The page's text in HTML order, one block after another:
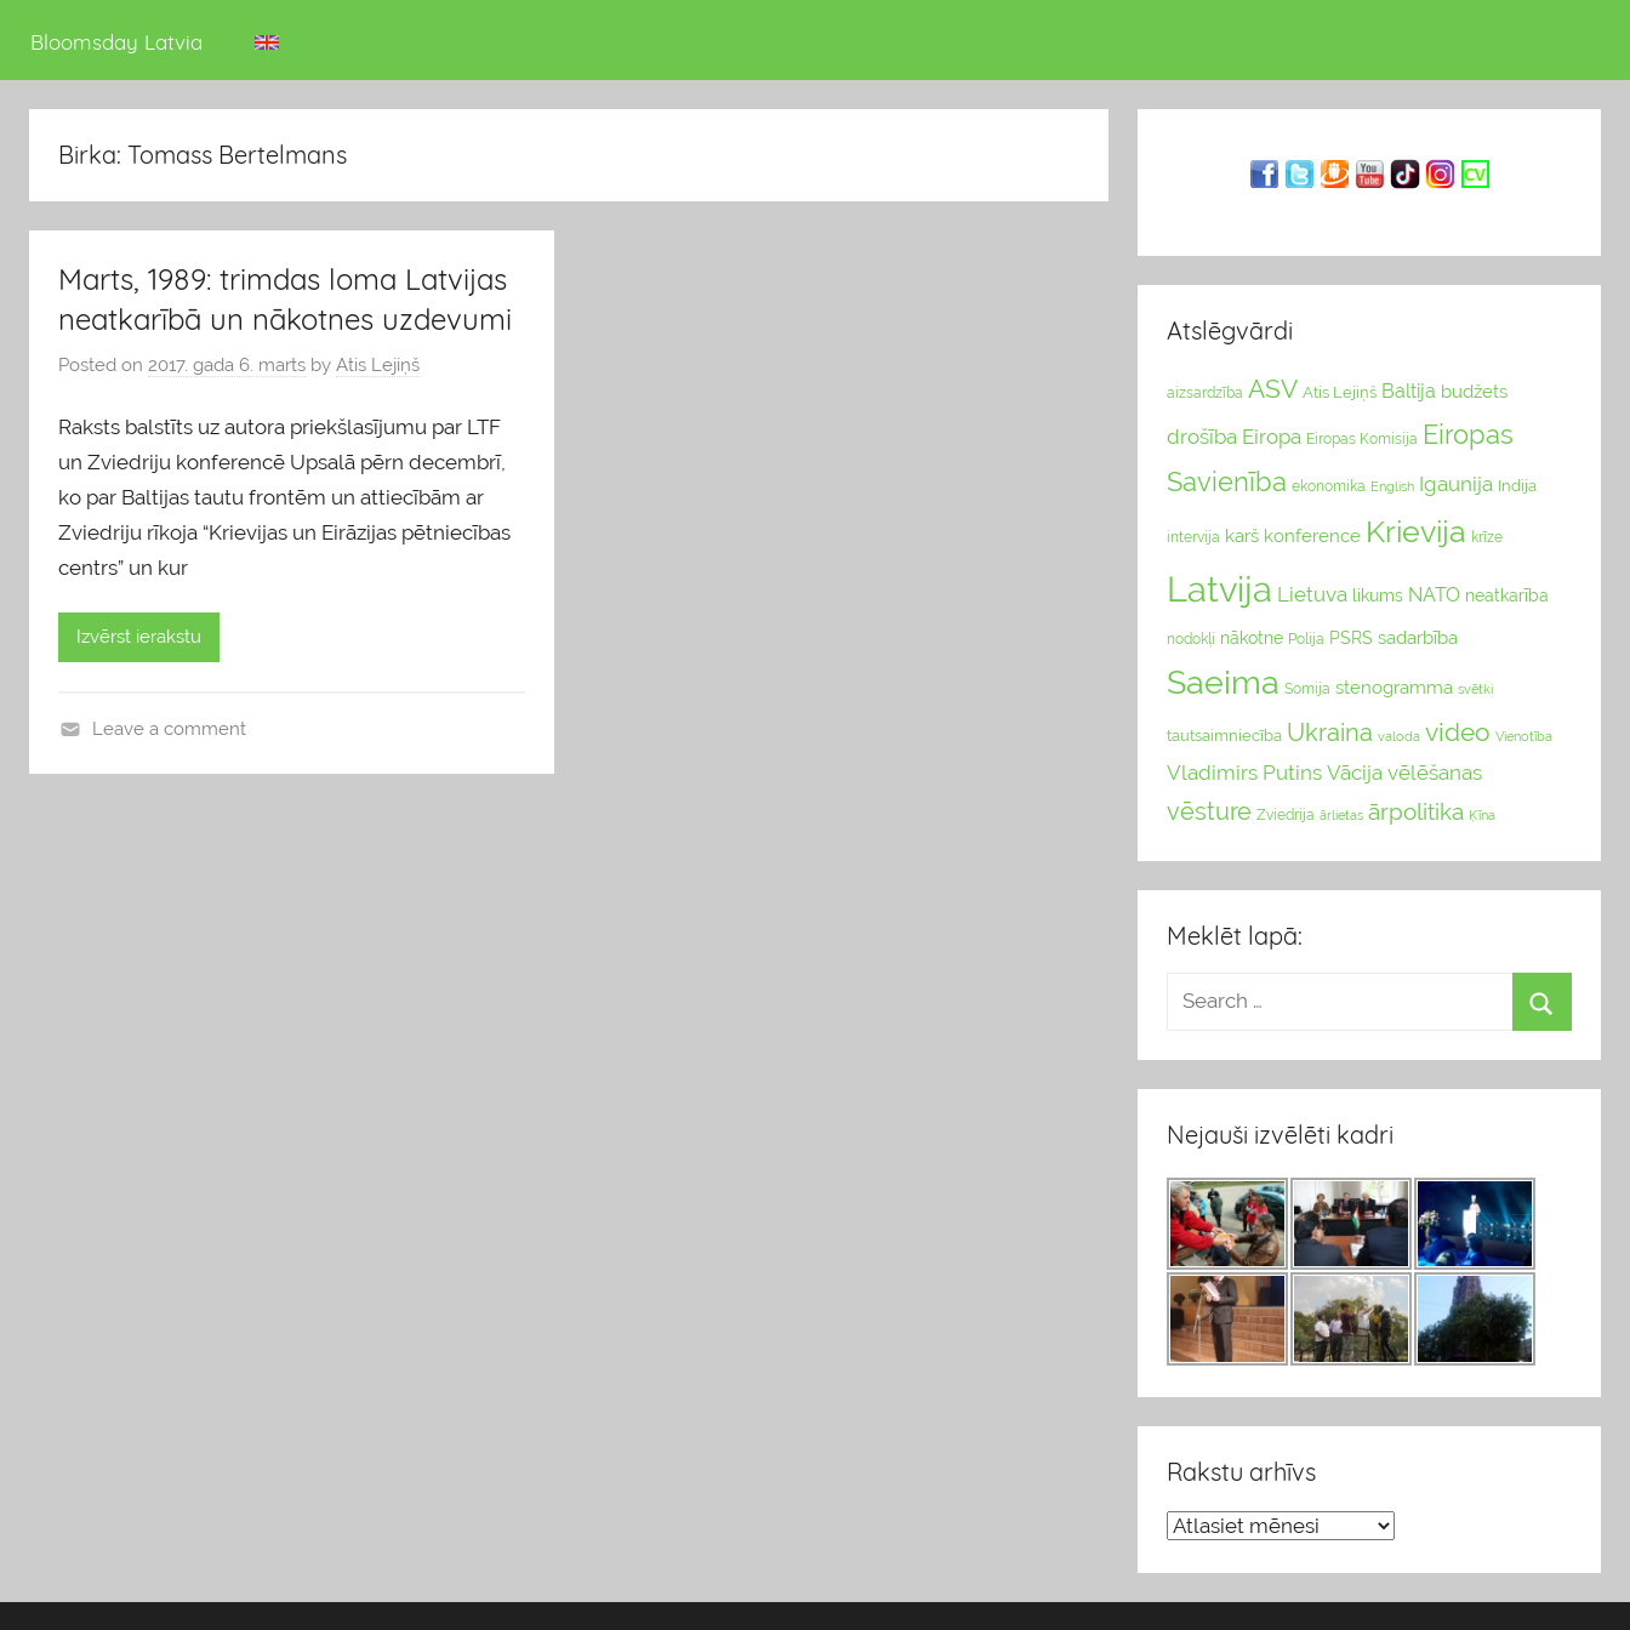
Bloomsday Latvia
Birka: Tomass Bertelmans
Marts, 1989: trimdas loma Latvijas
neatkarībā un nākotnes uzdevumi
Posted on 2017. gada 6. marts by Atis Lejiņš
Raksts balstīts uz autora priekšlasījumu par LTF
un Zviedriju konferencē Upsalā pērn decembrī,
ko par Baltijas tautu frontēm un attiecībām ar
Zviedriju rīkoja “Krievijas un Eirāzijas pētniecības
centrs” un kur
Izvērst ierakstu
Leave a comment
Atslēgvārdi
aizsardzība ASV Atis Lejiņš Baltija budžets
drošība Eiropa Eiropas Komisija Eiropas
Savienība ekonomika English Igaunija Indija
intervija karš konference Krievija krīze
Latvija Lietuva likums NATO neatkarība
nodokļi nākotne Polija PSRS sadarbība
Saeima Somija stenogramma svētki
tautsaimniecība Ukraina valoda video Vienotība
Vladimirs Putins Vācija vēlēšanas
vēsture Zviedrija ārlietas ārpolitika Ķīna
Meklēt lapā:
Nejauši izvēlēti kadri
Rakstu arhīvs
R